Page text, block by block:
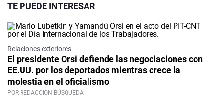
TE PUEDE INTERESAR
Relaciones exteriores
El presidente Orsi defiende las negociaciones con
EE.UU. por los deportados mientras crece la
molestia en el oficialismo
POR REDACCIÓN BÚSQUEDA